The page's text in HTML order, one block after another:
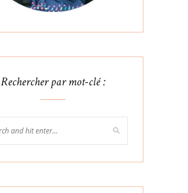
Rechercher par mot-clé :